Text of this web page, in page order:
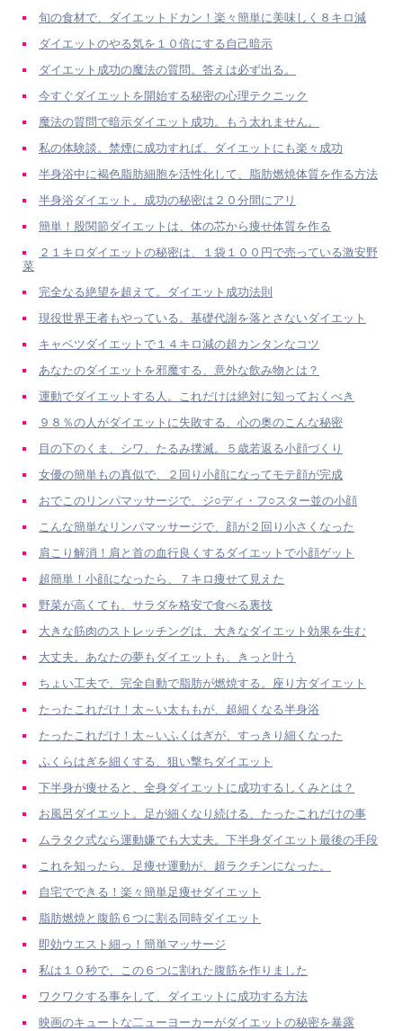
旬の食材で、ダイエットドカン！楽々簡単に美味しく８キロ減
ダイエットのやる気を１０倍にする自己暗示
ダイエット成功の魔法の質問。答えは必ず出る。
今すぐダイエットを開始する秘密の心理テクニック
魔法の質問で暗示ダイエット成功。もう太れません。
私の体験談。禁煙に成功すれば、ダイエットにも楽々成功
半身浴中に褐色脂肪細胞を活性化して、脂肪燃焼体質を作る方法
半身浴ダイエット。成功の秘密は２０分間にアリ
簡単！股関節ダイエットは、体の芯から痩せ体質を作る
２１キロダイエットの秘密は、１袋１００円で売っている激安野
菜
完全なる絶望を超えて。ダイエット成功法則
現役世界王者もやっている。基礎代謝を落とさないダイエット
キャベツダイエットで１４キロ減の超カンタンなコツ
あなたのダイエットを邪魔する、意外な飲み物とは？
運動でダイエットする人。これだけは絶対に知っておくべき
９８％の人がダイエットに失敗する、心の奥のこんな秘密
目の下のくま、シワ、たるみ撲滅。５歳若返る小顔づくり
女優の簡単もの真似で、２回り小顔になってモテ顔が完成
おでこのリンパマッサージで、ジ○ディ・フ○スター並の小顔
こんな簡単なリンパマッサージで、顔が２回り小さくなった
肩こり解消！肩と首の血行良くするダイエットで小顔ゲット
超簡単！小顔になったら、７キロ痩せて見えた
野菜が高くても、サラダを格安で食べる裏技
大きな筋肉のストレッチングは、大きなダイエット効果を生む
大丈夫。あなたの夢もダイエットも、きっと叶う
ちょい工夫で、完全自動で脂肪が燃焼する。座り方ダイエット
たったこれだけ！太～い太ももが、超細くなる半身浴
たったこれだけ！太～いふくはぎが、すっきり細くなった
ふくらはぎを細くする、狙い撃ちダイエット
下半身が痩せると、全身ダイエットに成功するしくみとは？
お風呂ダイエット。足が細くなり続ける、たったこれだけの事
ムラタク式なら運動嫌でも大丈夫。下半身ダイエット最後の手段
これを知ったら、足痩せ運動が、超ラクチンになった。
自宅でできる！楽々簡単足痩せダイエット
脂肪燃焼と腹筋６つに割る同時ダイエット
即効ウエスト細っ！簡単マッサージ
私は１０秒で、この６つに割れた腹筋を作りました
ワクワクする事をして、ダイエットに成功する方法
映画のキュートな二ューヨーカーがダイエットの秘密を暴露